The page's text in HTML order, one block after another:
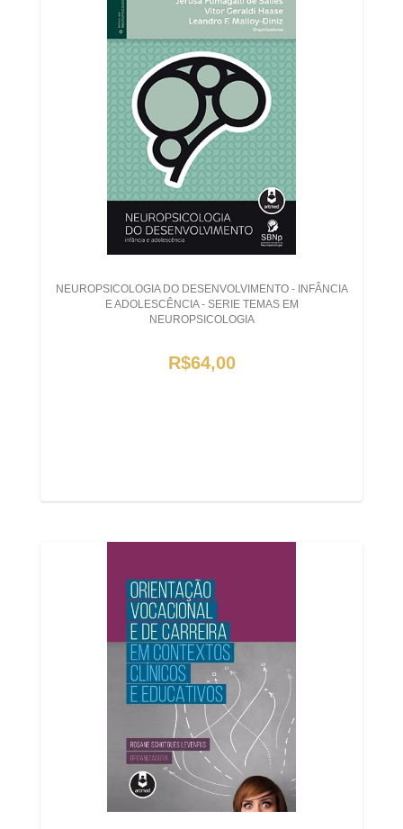
NEUROPSICOLOGIA DO DESENVOLVIMENTO - INFÂNCIA
E ADOLESCÊNCIA - SERIE TEMAS EM
NEUROPSICOLOGIA
R$64,00